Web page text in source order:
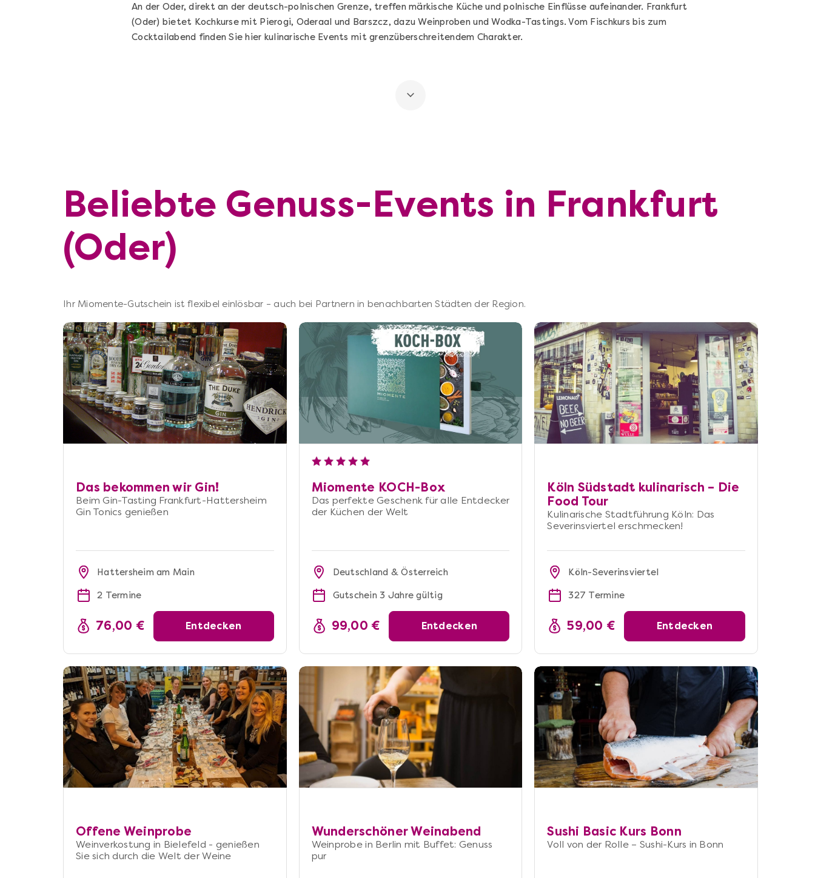
An der Oder, direkt an der deutsch-polnischen Grenze, treffen märkische Küche und polnische Einflüsse aufeinander. Frankfurt
(Oder) bietet Kochkurse mit Pierogi, Oderaal und Barszcz, dazu Weinproben und Wodka-Tastings. Vom Fischkurs bis zum
Cocktailabend finden Sie hier kulinarische Events mit grenzüberschreitendem Charakter.
Beliebte Genuss-Events in Frankfurt
(Oder)
Ihr Miomente-Gutschein ist flexibel einlösbar – auch bei Partnern in benachbarten Städten der Region.
Das bekommen wir Gin!
Beim Gin-Tasting Frankfurt-Hattersheim
Gin Tonics genießen
Hattersheim am Main
2 Termine
76,00 € Entdecken
Miomente KOCH-Box
Das perfekte Geschenk für alle Entdecker
der Küchen der Welt
Deutschland & Österreich
Gutschein 3 Jahre gültig
99,00 € Entdecken
Köln Südstadt kulinarisch – Die
Food Tour
Kulinarische Stadtführung Köln: Das
Severinsviertel erschmecken!
Köln-Severinsviertel
327 Termine
59,00 € Entdecken
Offene Weinprobe
Weinverkostung in Bielefeld - genießen
Sie sich durch die Welt der Weine
Wunderschöner Weinabend
Weinprobe in Berlin mit Buffet: Genuss
pur
Sushi Basic Kurs Bonn
Voll von der Rolle – Sushi-Kurs in Bonn